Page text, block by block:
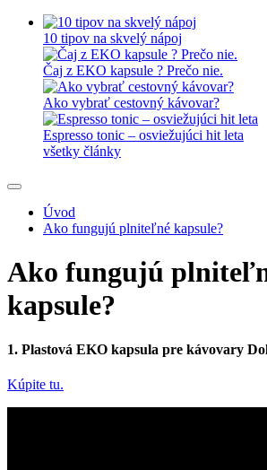
10 tipov na skvelý nápoj
Čaj z EKO kapsule ? Prečo nie.
Ako vybrať cestovný kávovar?
Espresso tonic – osviežujúci hit leta
všetky články
Úvod
Ako fungujú plniteľné kapsule?
Ako fungujú
kapsule?
1. Plastová EKO kapsula pre kávovary
Kúpite tu.